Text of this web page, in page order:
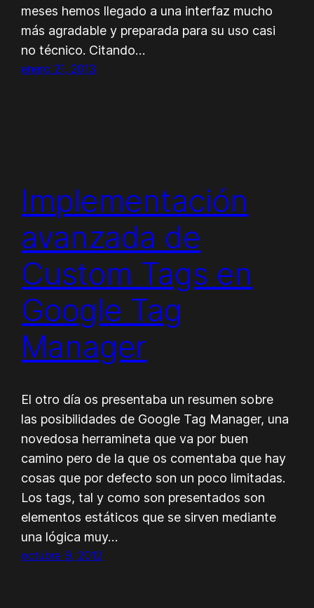
meses hemos llegado a una interfaz mucho
más agradable y preparada para su uso casi
no técnico. Citando…
enero 21, 2013
Implementación
avanzada de
Custom Tags en
Google Tag
Manager
El otro día os presentaba un resumen sobre
las posibilidades de Google Tag Manager, una
novedosa herramineta que va por buen
camino pero de la que os comentaba que hay
cosas que por defecto son un poco limitadas.
Los tags, tal y como son presentados son
elementos estáticos que se sirven mediante
una lógica muy…
octubre 9, 2012